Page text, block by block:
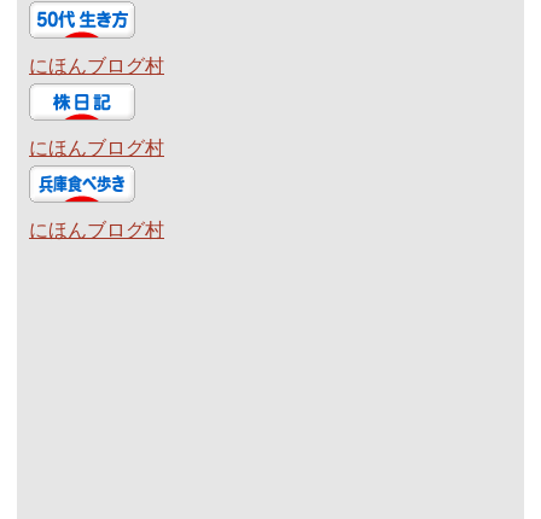
にほんブログ村
にほんブログ村
にほんブログ村